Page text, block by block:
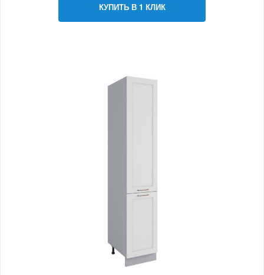
КУПИТЬ В 1 КЛИК